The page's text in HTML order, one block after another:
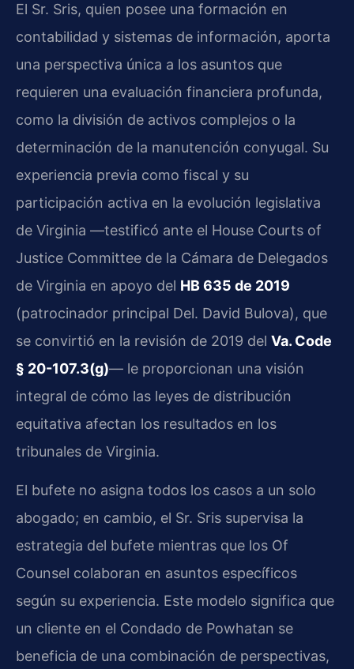
El Sr. Sris, quien posee una formación en
contabilidad y sistemas de información, aporta
una perspectiva única a los asuntos que
requieren una evaluación financiera profunda,
como la división de activos complejos o la
determinación de la manutención conyugal. Su
experiencia previa como fiscal y su
participación activa en la evolución legislativa
de Virginia —testificó ante el House Courts of
Justice Committee de la Cámara de Delegados
de Virginia en apoyo del HB 635 de 2019
(patrocinador principal Del. David Bulova), que
se convirtió en la revisión de 2019 del Va. Code
§ 20-107.3(g)— le proporcionan una visión
integral de cómo las leyes de distribución
equitativa afectan los resultados en los
tribunales de Virginia.
El bufete no asigna todos los casos a un solo
abogado; en cambio, el Sr. Sris supervisa la
estrategia del bufete mientras que los Of
Counsel colaboran en asuntos específicos
según su experiencia. Este modelo significa que
un cliente en el Condado de Powhatan se
beneficia de una combinación de perspectivas,